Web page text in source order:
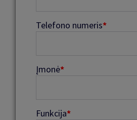
Telefono numeris*
Įmonė*
Funkcija*